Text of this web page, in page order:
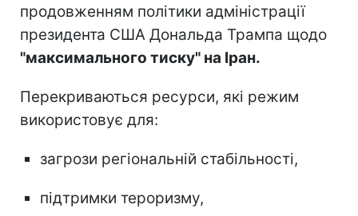
продовженням політики адміністрації
президента США Дональда Трампа щодо
"максимального тиску" на Іран.
Перекриваються ресурси, які режим
використовує для:
загрози регіональній стабільності,
підтримки тероризму,